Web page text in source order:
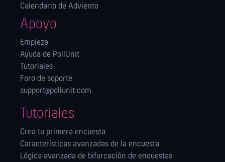
Calendario de Adviento
Apoyo
Empieza
Ayuda de PollUnit
Tutoriales
Foro de soporte
support@pollunit.com
Tutoriales
Crea tu primera encuesta
Características avanzadas de la encuesta
Lógica avanzada de bifurcación de encuestas